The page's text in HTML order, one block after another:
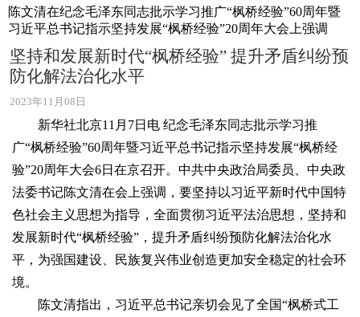
陈文清在纪念毛泽东同志批示学习推广“枫桥经验”60周年暨
习近平总书记指示坚持发展“枫桥经验”20周年大会上强调
坚持和发展新时代“枫桥经验” 提升矛盾纠纷预
防化解法治化水平
2023年11月08日
新华社北京11月7日电 纪念毛泽东同志批示学习推
广“枫桥经验”60周年暨习近平总书记指示坚持发展“枫桥经
验”20周年大会6日在京召开。中共中央政治局委员、中央政
法委书记陈文清在会上强调，要坚持以习近平新时代中国特
色社会主义思想为指导，全面贯彻习近平法治思想，坚持和
发展新时代“枫桥经验”，提升矛盾纠纷预防化解法治化水
平，为强国建设、民族复兴伟业创造更加安全稳定的社会环
境。
陈文清指出，习近平总书记亲切会见了全国“枫桥式工